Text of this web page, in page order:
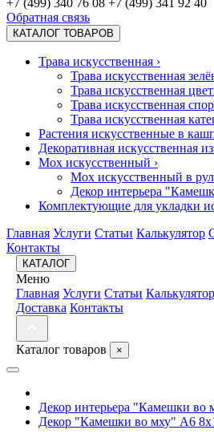
+7 (499) 340 76 08 +7 (499) 341 92 40
Обратная связь
КАТАЛОГ ТОВАРОВ
Трава искусственная ›
Трава искусственная
Трава искусственная
Трава искусственная
Трава искусственная
Растения искусственные в
Декоративная искусственная
Мох искусственный ›
Мох искусственный в
Декор интерьера
Комплектующие для укладки
Главная Услуги Статьи Калькулятор
Контакты
КАТАЛОГ
Меню
Главная Услуги Статьи Калькулятор
Доставка Контакты
Каталог товаров ×
Декор интерьера "Камешки во
Декор "Камешки во мху" A6